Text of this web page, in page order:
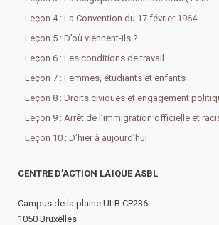
Leçon 4 : La Convention du 17 février 1964
Leçon 5 : D’où viennent-ils ?
Leçon 6 : Les conditions de travail
Leçon 7 : Femmes, étudiants et enfants
Leçon 8 : Droits civiques et engagement
Leçon 9 : Arrêt de l’immigration officielle et
Leçon 10 : D’hier à aujourd’hui
CENTRE D’ACTION LAÏQUE ASBL
Campus de la plaine ULB CP236
1050 Bruxelles